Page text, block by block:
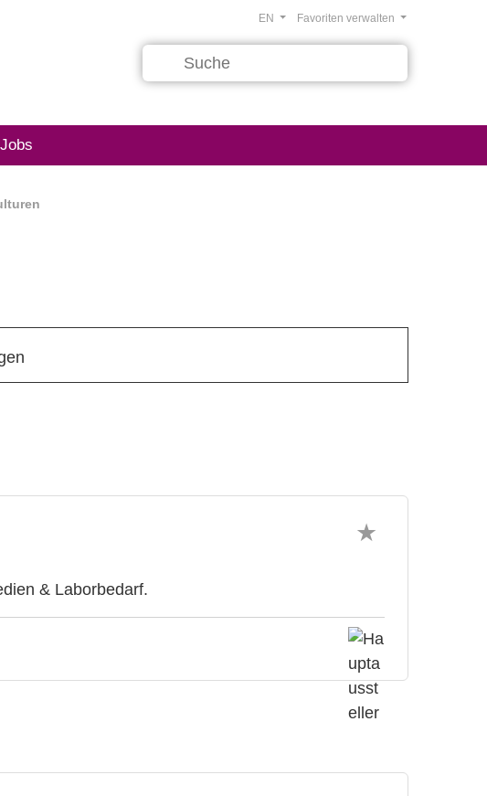
Favoriten verwalten
EN
Jobs
& Laborbedarf.